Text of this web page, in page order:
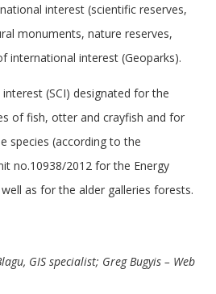
interest (scientific reserves,
monuments, nature reserves,
international interest (Geoparks).
(SCI) designated for the
of fish, otter and crayfish and for
species (according to the
no.10938/2012 for the Energy
as for the alder galleries forests.
GIS specialist; Greg Bugyis – Web